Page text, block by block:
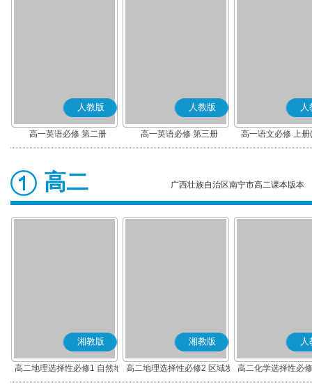
人教版
高一英语必修 第二册
人教版
高一英语必修 第三册
人
高一语文必修 上
高二 广西壮族自治区南宁市高二课本版本
湘教版
高二地理选择性必修1 自然地
理基础
湘教版
高二地理选择性必修2 区域发
展
人
高二化学选择性必
应原理